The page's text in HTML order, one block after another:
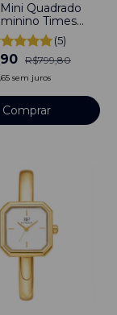
Quadrado
Times
Aço
Banho em
(5)
R$799,80
sem juros
Comprar